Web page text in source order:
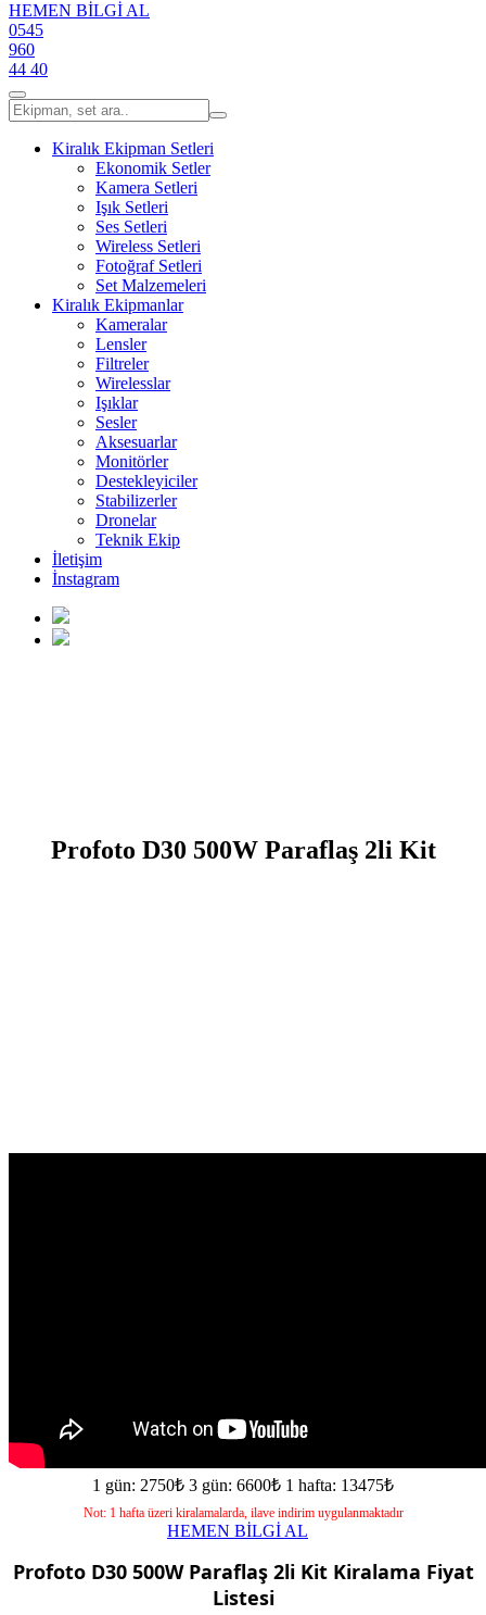
HEMEN BİLGİ AL
0545
960
44 40
Kiralık Ekipman Setleri
Ekonomik Setler
Kamera Setleri
Işık Setleri
Ses Setleri
Wireless Setleri
Fotoğraf Setleri
Set Malzemeleri
Kiralık Ekipmanlar
Kameralar
Lensler
Filtreler
Wirelesslar
Işıklar
Sesler
Aksesuarlar
Monitörler
Destekleyiciler
Stabilizerler
Dronelar
Teknik Ekip
İletişim
İnstagram
Profoto D30 500W Paraflaş 2li Kit
1 gün: 2750₺ 3 gün: 6600₺ 1 hafta: 13475₺
Not: 1 hafta üzeri kiralamalarda, ilave indirim uygulanmaktadır
HEMEN BİLGİ AL
Profoto D30 500W Paraflaş 2li Kit Kiralama Fiyat
Listesi